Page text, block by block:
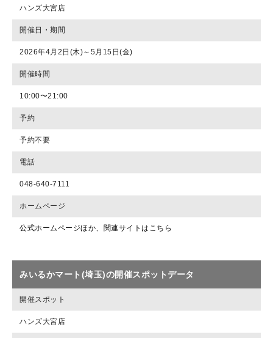
ハンズ大宮店
開催日・期間
2026年4月2日(木)～5月15日(金)
開催時間
10:00〜21:00
予約
予約不要
電話
048-640-7111
ホームページ
公式ホームページほか、関連サイトはこちら
みいるかマート(埼玉)の開催スポットデータ
開催スポット
ハンズ大宮店